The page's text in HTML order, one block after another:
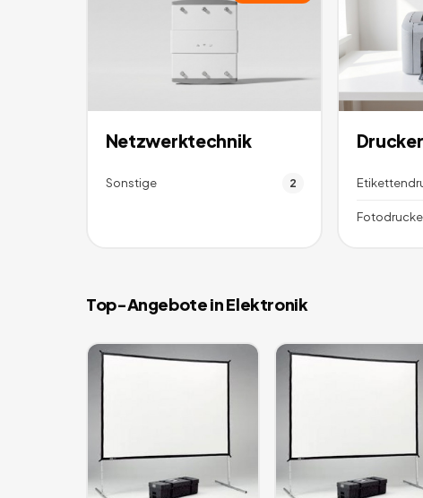
Netzwerktechnik
Sonstige 2
Drucker
Top-Angebote inElektronik